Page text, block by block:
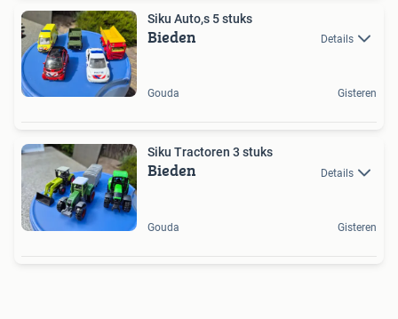
Siku Auto,s 5 stuks
Bieden Details
Gouda Gisteren
Siku Tractoren 3 stuks
Bieden Details
Gouda Gisteren